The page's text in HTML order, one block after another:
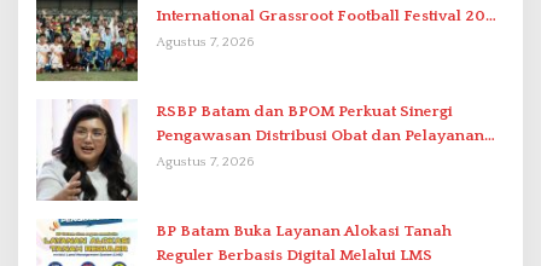
International Grassroot Football Festival 2026
di Stadion Temenggung Abdul Jamal
Agustus 7, 2026
RSBP Batam dan BPOM Perkuat Sinergi
Pengawasan Distribusi Obat dan Pelayanan
Kefarmasian
Agustus 7, 2026
BP Batam Buka Layanan Alokasi Tanah
Reguler Berbasis Digital Melalui LMS